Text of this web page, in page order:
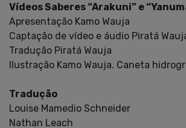
Vídeos Saberes “Arakuni” e
Apresentação Kamo Wauja
Captação de vídeo e áudio Piratá
Tradução Piratá Wauja
Ilustração Kamo Wauja. Caneta
Tradução
Louise Mamedio Schneider
Nathan Leach